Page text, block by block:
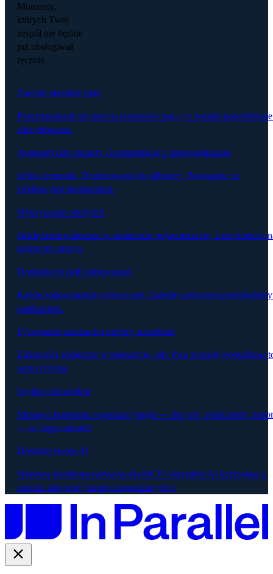
Momenty,
których Twój
zespół nie będzie
już obsługiwał
ręcznie.
Zawsze aktualny plan
Plan przepisuje się sam na podstawie tego, co zostało
zdecydowane.
Automatyczne raporty i komunikacja z interesariuszami
Jedna komenda. Dostosowane do odbiorcy. Powiązane ze
źródłowymi spotkaniami.
Wykrywanie odchyleń
Odchylenia widoczne w momencie pojawienia się, a nie dopiero
kolejnym steerco.
Domknięcie pętli zobowiązań
Każde zobowiązanie uchwycone. Zaległe widoczne przed
spotkaniem.
Ujawnianie zależności między zespołami
Zależności widoczne w momencie, gdy dwa zespoły sygnalizują
samo ryzyko.
Szybki onboarding
Miesiące kontekstu organizacyjnego — decyzje, właściciele,
— w ciągu sekund.
Dostosuj swoje AI
Warstwa kontekstu natywna dla MCP. Narzędzia AI korzystają z
zawsze aktywnej pamięci organizacyjnej.